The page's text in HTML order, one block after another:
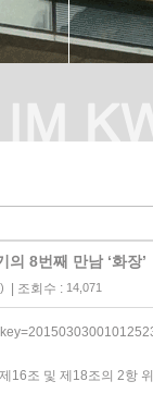
8번째 만남 ‘화장’
| 조회수 : 14,071
16조 및 제18조의 2항